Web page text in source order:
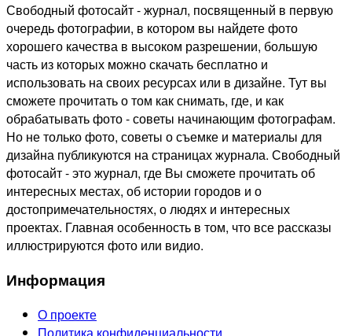
Свободный фотосайт - журнал, посвященный в первую
очередь фотографии, в котором вы найдете фото
хорошего качества в высоком разрешении, большую
часть из которых можно скачать бесплатно и
использовать на своих ресурсах или в дизайне. Тут вы
сможете прочитать о том как снимать, где, и как
обрабатывать фото - советы начинающим фотографам.
Но не только фото, советы о съемке и материалы для
дизайна публикуются на страницах журнала. Свободный
фотосайт - это журнал, где Вы сможете прочитать об
интересных местах, об истории городов и о
достопримечательностях, о людях и интересных
проектах. Главная особенность в том, что все рассказы
иллюстрируются фото или видио.
Информация
О проекте
Политика конфиденциальности